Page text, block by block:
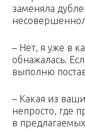
заменяла
– Нет, я уже в
обнажалась.
выполню
– Какая из
непросто, где
в предлагаемых